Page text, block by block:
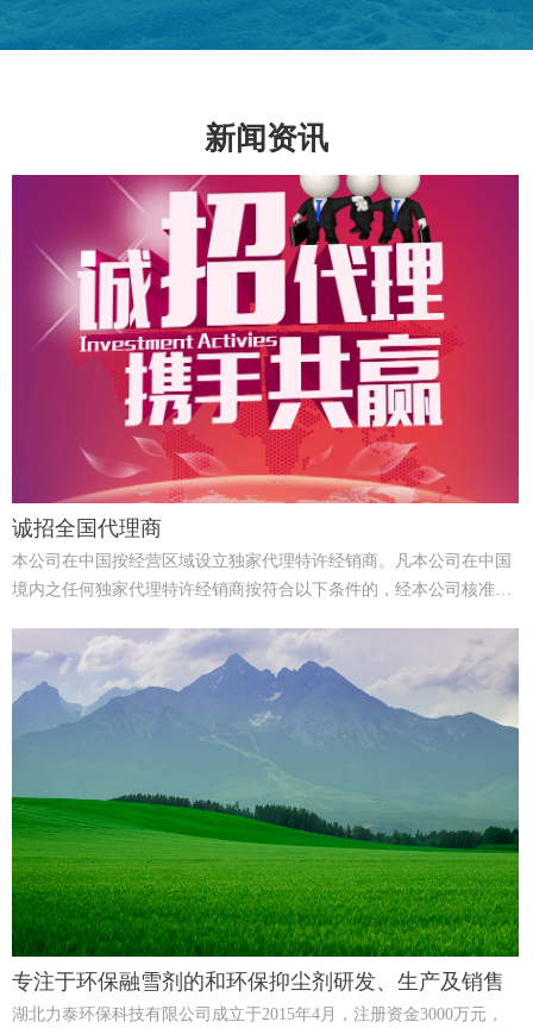
新闻资讯
诚招全国代理商
本公司在中国按经营区域设立独家代理特许经销商。凡本公司在中国
境内之任何独家代理特许经销商按符合以下条件的，经本公司核准，
专注于环保融雪剂的和环保抑尘剂研发、生产及销售
湖北力泰环保科技有限公司成立于2015年4月，注册资金3000万元，